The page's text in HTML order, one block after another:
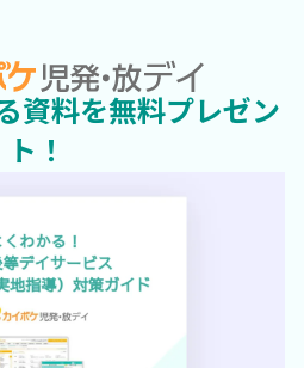
資料を無料プレゼン
ト！